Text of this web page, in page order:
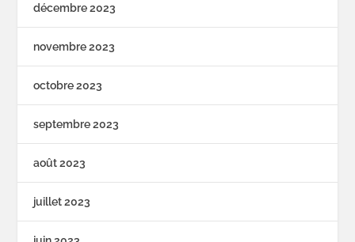
décembre 2023
novembre 2023
octobre 2023
septembre 2023
août 2023
juillet 2023